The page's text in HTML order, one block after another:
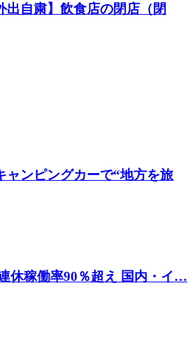
出自粛】飲食店の閉店（閉
ャンピングカーで“地方を旅
休稼働率90％超え 国内・イ…